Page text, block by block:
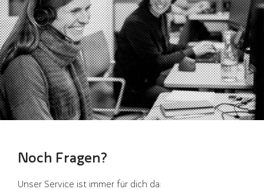
Noch Fragen?
Unser Service ist immer für dich da: